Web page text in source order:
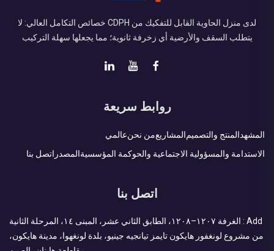
لدى منزل الحاوية القابل للتفكيك من CDPH خصائص التكامل العالي: لا
يتطلب السقف والأرضية أي زخرفة ثانوية؛ مما يجعلها سهلة التركيب
روابط سريعة
المشهدالمنتج والتصميمالمشاريعمن نحنعالمي
الاستدامة والمسؤولية الاجتماعية والحوكمة المؤسسيةالمصدر اتصل بنا
اتصل بنا
Add : الغرفة ١٢٠٧–١٢٠٨، الطابق الثاني عشر، المبنى ١٤، المرحلة الثانية
من مشروع لونغفور هايكون تايمز تيانجيه جينيو، بلدة لونغهوا، مدينة هايكون،